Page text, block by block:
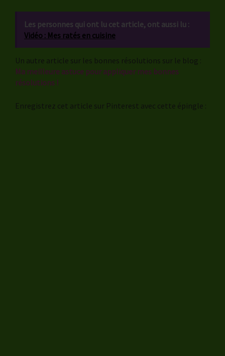
Les personnes qui ont lu cet article, ont aussi lu :
Vidéo : Mes ratés en cuisine
Un autre article sur les bonnes résolutions sur le blog :
Ma meilleure astuce pour appliquer mes bonnes
résolutions !
Enregistrez cet article sur Pinterest avec cette épingle :